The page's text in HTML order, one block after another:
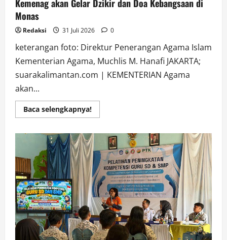
Kemenag akan Gelar Dzikir dan Doa Kebangsaan di
Monas
Redaksi 31 Juli 2026 0
keterangan foto: Direktur Penerangan Agama Islam
Kementerian Agama, Muchlis M. Hanafi JAKARTA;
suarakalimantan.com | KEMENTERIAN Agama
akan...
Baca selengkapnya!Read
more
akan
Gelar
Dzikir
dan
Doa
Kebangsaan
di
Monas